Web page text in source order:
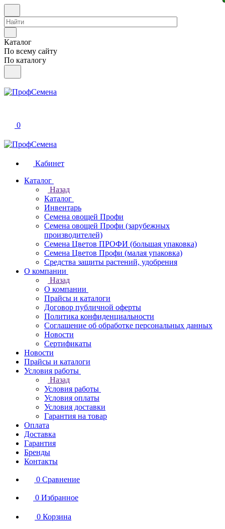
Каталог
По всему сайту
По каталогу
0
Кабинет
Каталог
Назад
Каталог
Инвентарь
Семена овощей Профи
Семена овощей Профи (зарубежных
производителей)
Семена Цветов ПРОФИ (большая упаковка)
Семена Цветов Профи (малая упаковка)
Средства защиты растений, удобрения
О компании
Назад
О компании
Прайсы и каталоги
Договор публичной оферты
Политика конфиденциальности
Соглашение об обработке персональных данных
Новости
Сертификаты
Новости
Прайсы и каталоги
Условия работы
Назад
Условия работы
Условия оплаты
Условия доставки
Гарантия на товар
Оплата
Доставка
Гарантия
Бренды
Контакты
0 Сравнение
0 Избранное
0 Корзина